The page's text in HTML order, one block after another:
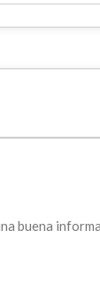
buena